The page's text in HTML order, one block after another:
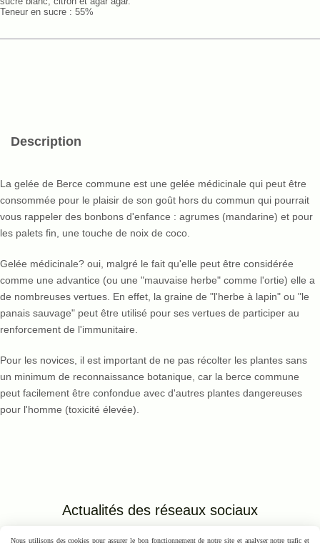
Teneur en sucre : 55%
Description
La gelée de Berce commune est une gelée médicinale qui peut être
consommée pour le plaisir de son goût hors du commun qui pourrait
vous rappeler des bonbons d'enfance : agrumes (mandarine) et pour
les palets fin, une touche de noix de coco.
Gelée médicinale? oui, malgré le fait qu'elle peut être considérée
comme une advantice (ou une "mauvaise herbe" comme l'ortie) elle a
de nombreuses vertues. En effet, la graine de "l'herbe à lapin" ou "le
panais sauvage" peut être utilisé pour ses vertues de participer au
renforcement de l'immunitaire.
Pour les novices, il est important de ne pas récolter les plantes sans
un minimum de reconnaissance botanique, car la berce commune
peut facilement être confondue avec d'autres plantes dangereuses
pour l'homme (toxicité élevée).
Actualités des réseaux sociaux
Nous utilisons des cookies pour assurer le bon fonctionnement de notre site et analyser notre trafic et